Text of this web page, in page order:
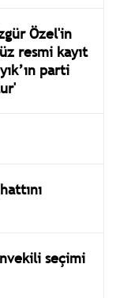
Özel'in
resmi kayıt
parti
seçimi